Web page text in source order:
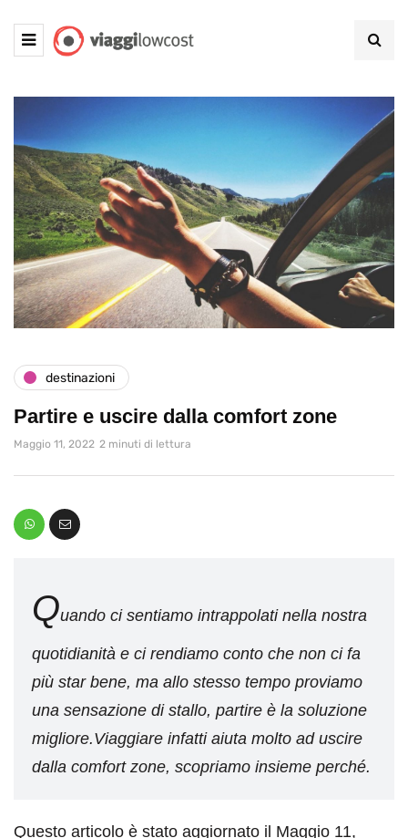
destinazioni
Partire e uscire dalla comfort zone
Maggio 11, 2022 2 minuti di lettura
Quando ci sentiamo intrappolati nella nostra
quotidianità e ci rendiamo conto che non ci fa
più star bene, ma allo stesso tempo proviamo
una sensazione di stallo, partire è la soluzione
migliore.Viaggiare infatti aiuta molto ad uscire
dalla comfort zone, scopriamo insieme perché.
Questo articolo è stato aggiornato il Maggio 11,